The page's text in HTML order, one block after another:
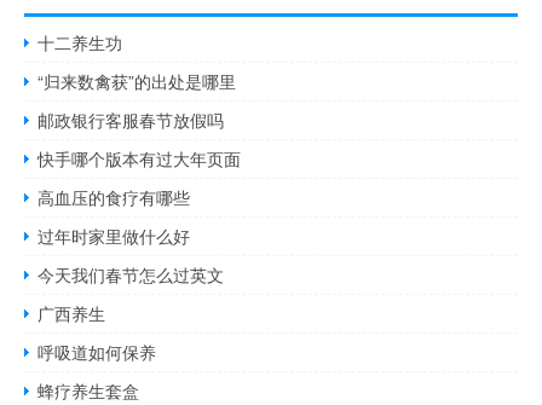
十二养生功
“归来数禽获”的出处是哪里
邮政银行客服春节放假吗
快手哪个版本有过大年页面
高血压的食疗有哪些
过年时家里做什么好
今天我们春节怎么过英文
广西养生
呼吸道如何保养
蜂疗养生套盒